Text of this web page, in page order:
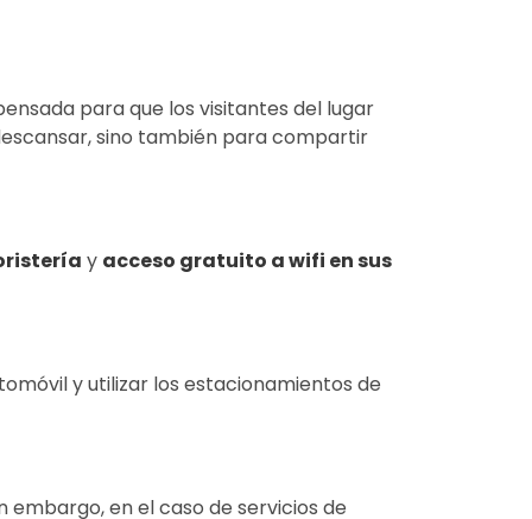
para que los visitantes del lugar
sino también para compartir
y acceso gratuito a wifi en sus
y utilizar los estacionamientos de
embargo, en el caso de servicios de